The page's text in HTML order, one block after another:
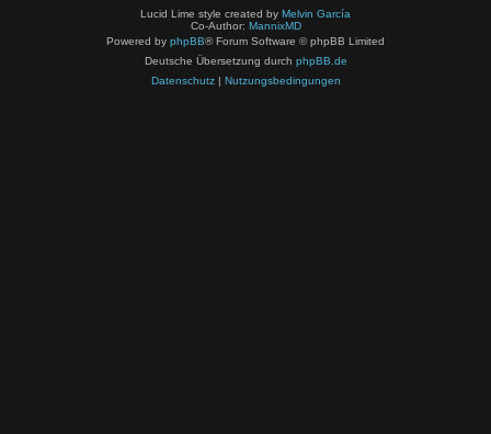
Lucid Lime style created by Melvin García
Co-Author: MannixMD
Powered by phpBB® Forum Software © phpBB Limited
Deutsche Übersetzung durch phpBB.de
Datenschutz| Nutzungsbedingungen